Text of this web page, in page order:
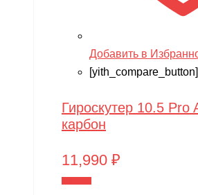
Добавить в
[yith_compare_button]
Гироскутер 10.5 Pro
карбон
11,990 ₽